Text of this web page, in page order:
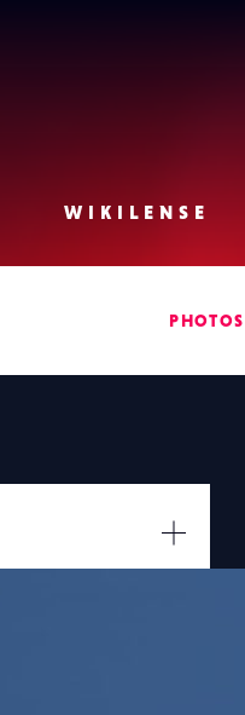
WIKILENSE
PHOTOS
/